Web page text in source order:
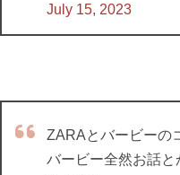
July 15, 2023
ZARAとバービーの
バービー全然お話